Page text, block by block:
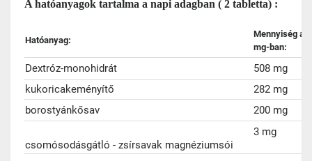
A hatóanyagok tartalma a napi adagban ( 2 tabletta) :
Hatóanyag:
Mennyiség a
mg-ban:
Dextróz-monohidrát
508 mg
kukoricakeményítő
282 mg
borostyánkősav
200 mg
csomósodásgátló - zsírsavak magnéziumsói
3 mg